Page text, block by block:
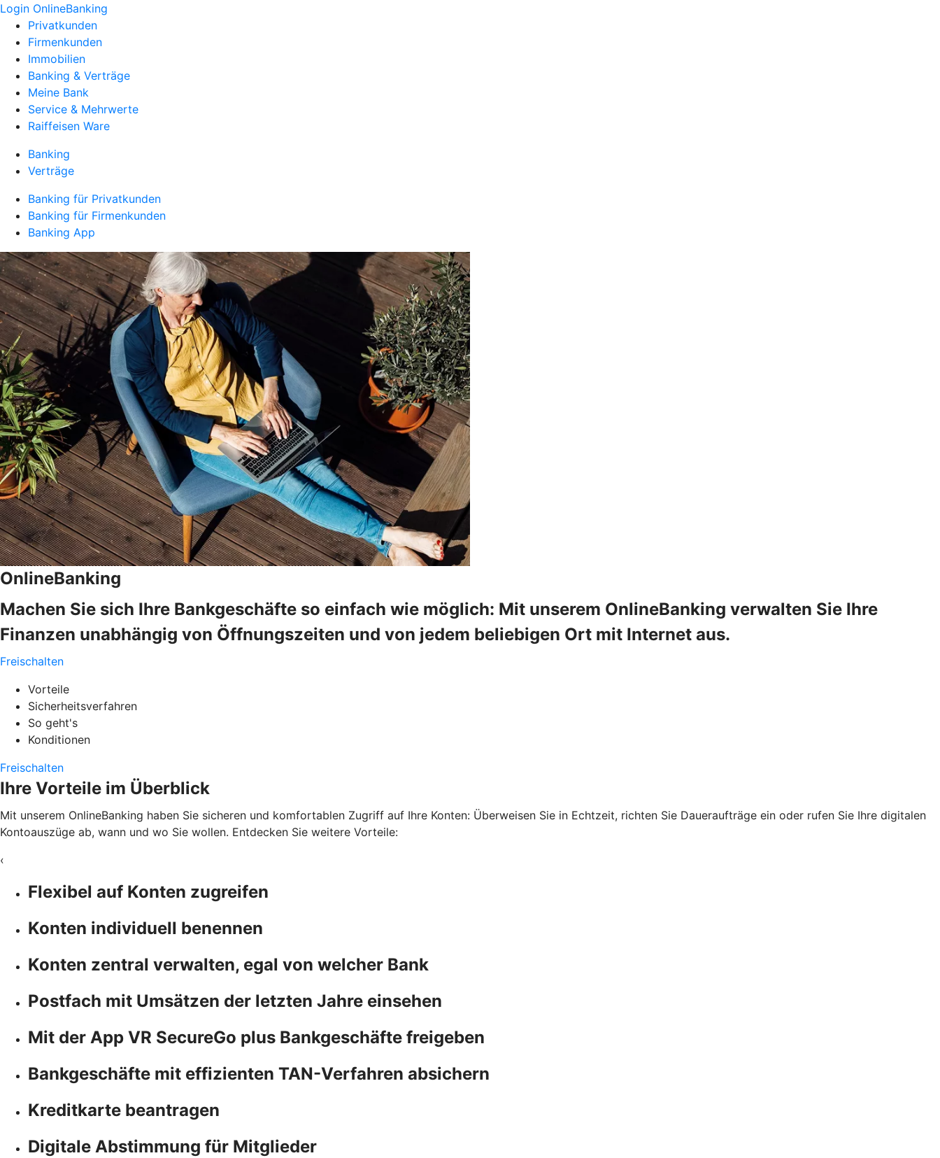
Login OnlineBanking
Privatkunden
Firmenkunden
Immobilien
Banking & Verträge
Meine Bank
Service & Mehrwerte
Raiffeisen Ware
Banking
Verträge
Banking für Privatkunden
Banking für Firmenkunden
Banking App
OnlineBanking
Machen Sie sich Ihre Bankgeschäfte so einfach wie möglich: Mit unserem OnlineBanking verwalten Sie Ihre
Finanzen unabhängig von Öffnungszeiten und von jedem beliebigen Ort mit Internet aus.
Freischalten
Vorteile
Sicherheitsverfahren
So geht's
Konditionen
Freischalten
Ihre Vorteile im Überblick
Mit unserem OnlineBanking haben Sie sicheren und komfortablen Zugriff auf Ihre Konten: Überweisen Sie in Echtzeit, richten Sie Daueraufträge ein oder rufen Sie Ihre digitalen
Kontoauszüge ab, wann und wo Sie wollen. Entdecken Sie weitere Vorteile:
‹
Flexibel auf Konten zugreifen
Konten individuell benennen
Konten zentral verwalten, egal von welcher Bank
Postfach mit Umsätzen der letzten Jahre einsehen
Mit der App VR SecureGo plus Bankgeschäfte freigeben
Bankgeschäfte mit effizienten TAN-Verfahren absichern
Kreditkarte beantragen
Digitale Abstimmung für Mitglieder